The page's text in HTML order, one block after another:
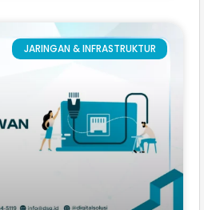
JARINGAN & INFRASTRUKTUR